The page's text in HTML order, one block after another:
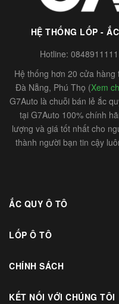
HỆ THỐNG LỐP -
Hotline: 0848911111
Hệ thống hơn 20 cửa
Đà Nẵng, Phú Thọ (Xem
G7Auto là chuỗi bán lẻ ắc
tại G7Auto 100% chính
lượng và giá tốt nhất cho
thành người bạn tin cậy
ẮC QUY Ô TÔ
LỐP Ô TÔ
CHÍNH SÁCH
KẾT NỐI VỚI CHÚNG TÔI